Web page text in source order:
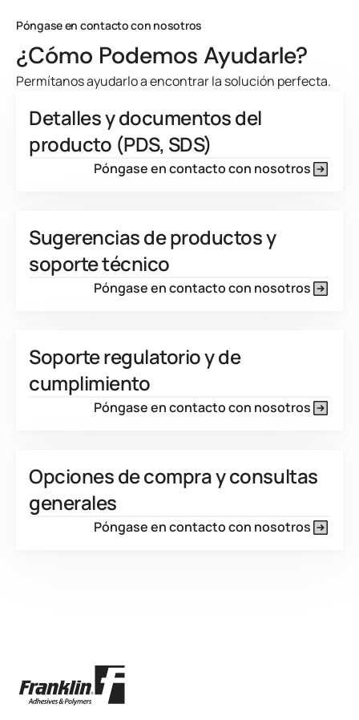
Póngase en contacto con nosotros
¿Cómo Podemos Ayudarle?
Permítanos ayudarlo a encontrar la solución perfecta.
Detalles y documentos del
producto (PDS, SDS)
Póngase en contacto con nosotros
Sugerencias de productos y
soporte técnico
Póngase en contacto con nosotros
Soporte regulatorio y de
cumplimiento
Póngase en contacto con nosotros
Opciones de compra y consultas
generales
Póngase en contacto con nosotros